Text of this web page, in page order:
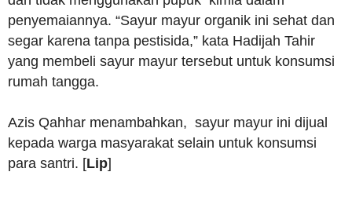
penyemaiannya. “Sayur mayur organik ini sehat dan
segar karena tanpa pestisida,” kata Hadijah Tahir
yang membeli sayur mayur tersebut untuk konsumsi
rumah tangga.
Azis Qahhar menambahkan, sayur mayur ini dijual
kepada warga masyarakat selain untuk konsumsi
para santri. [Lip]